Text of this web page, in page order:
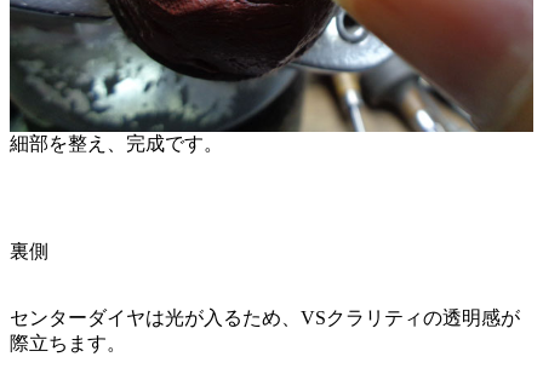
細部を整え、完成です。
裏側
センターダイヤは光が入るため、VSクラリティの透明感が
際立ちます。